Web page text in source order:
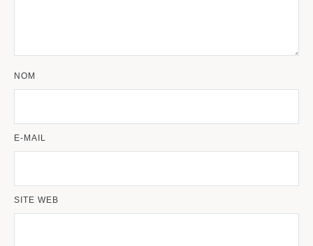
NOM
E-MAIL
SITE WEB